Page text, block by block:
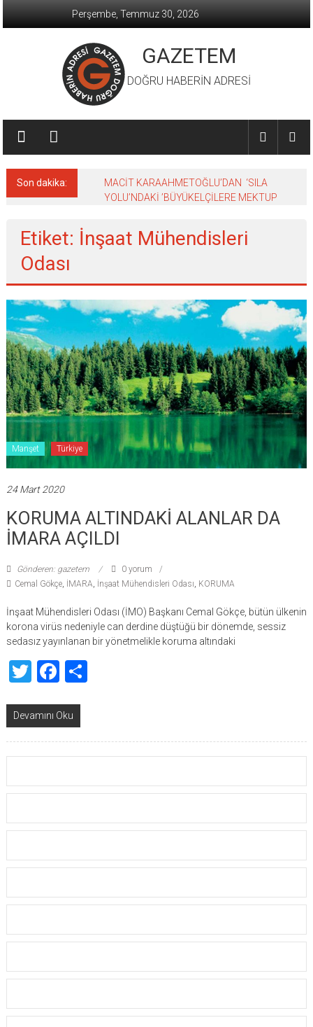
Perşembe, Temmuz 30, 2026
GAZETEM
DOĞRU HABERİN ADRESİ
Son dakika:
MACİT KARAAHMETOĞLU’DAN ‘SILA
YOLU’NDAKİ ’BÜYÜKELÇİLERE MEKTUP
Etiket: İnşaat Mühendisleri
Odası
Manşet Türkiye
24 Mart 2020
KORUMA ALTINDAKİ ALANLAR DA
İMARA AÇILDI
Gönderen: gazetem
0 yorum
Cemal Gökçe, İMARA, İnşaat Mühendisleri Odası, KORUMA
İnşaat Mühendisleri Odası (İMO) Başkanı Cemal Gökçe, bütün ülkenin
korona virüs nedeniyle can derdine düştüğü bir dönemde, sessiz
sedasız yayınlanan bir yönetmelikle koruma altındaki
TwitterFacebook
Share
Devamını Oku